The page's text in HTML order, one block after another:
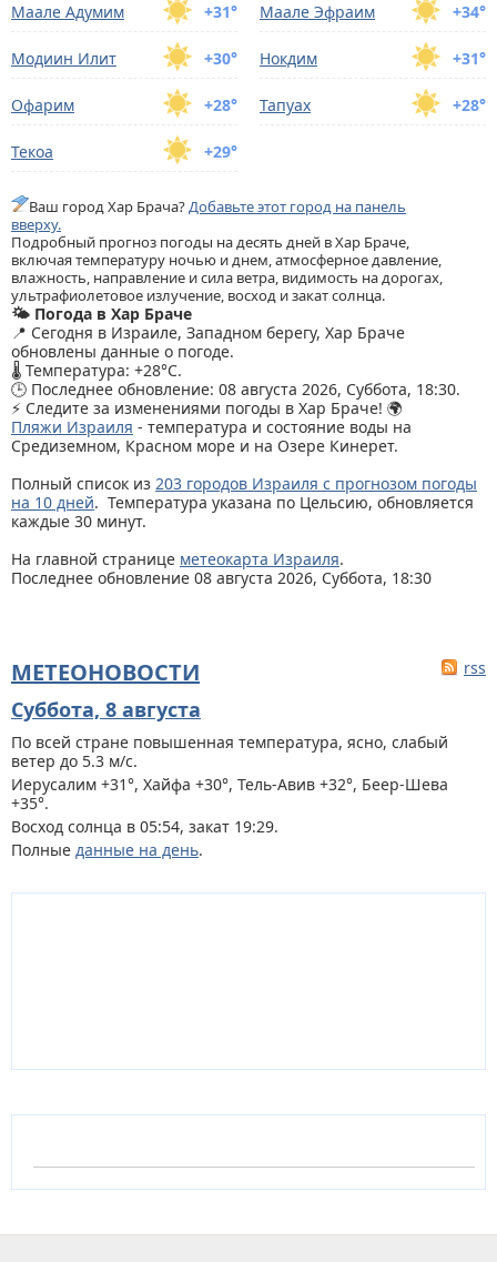
+31°
Маале Адумим +34°
Маале Эфраим
+30°
Модиин Илит +31°
Нокдим
+28°
Офарим +28°
Тапуах
+29°
Текоа
Ваш город Хар Брача?Добавьте этот город на панель
вверху.
Подробный прогноз погоды на десять дней в Хар Браче,
включая температуру ночью и днем, атмосферное давление,
влажность, направление и сила ветра, видимость на дорогах,
ультрафиолетовое излучение, восход и закат солнца.
🌤️ Погода в Хар Браче
📍 Сегодня в Израиле, Западном берегу, Хар Браче
обновлены данные о погоде.
🌡️ Температура: +28°C.
🕒 Последнее обновление: 08 августа 2026, Суббота, 18:30.
⚡ Следите за изменениями погоды в Хар Браче! 🌍
Пляжи Израиля - температура и состояние воды на
Средиземном, Красном море и на Озере Кинерет.
Полный список из 203 городов Израиля с прогнозом погоды
на 10 дней. Температура указана по Цельсию, обновляется
каждые 30 минут.
На главной странице метеокарта Израиля.
Последнее обновление 08 августа 2026, Суббота, 18:30
МЕТЕОНОВОСТИ rss
Суббота, 8 августа
По всей стране повышенная температура, ясно, слабый
ветер до 5.3 м/с.
Иерусалим +31°, Хайфа +30°, Тель-Авив +32°, Беер-Шева
+35°.
Восход солнца в 05:54, закат 19:29.
Полные данные на день.